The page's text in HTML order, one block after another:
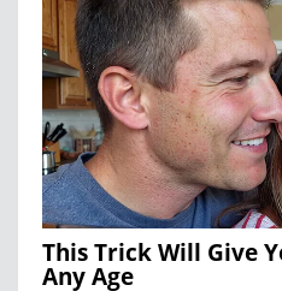
This Trick Will Give
Any Age